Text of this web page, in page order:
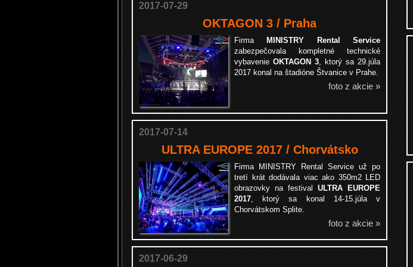
2017-07-29
OKTAGON 3 / Praha
FirmaMINISTRY Rental Service
zabezpečovala kompletné technické
vybavenieOKTAGON 3, ktorý sa 29.júla
2017 konal na štadióne Štvanice v Prahe.
foto z akcie »
2017-07-14
ULTRA EUROPE 2017 / Chorvátsko
Firma MINISTRY Rental Service už po
tretí krát dodávala viac ako 350m2 LED
obrazovky na festivalULTRA EUROPE
2017, ktorý sa konal 14-15.júla v
Chorvátskom Splite.
foto z akcie »
2017-06-29